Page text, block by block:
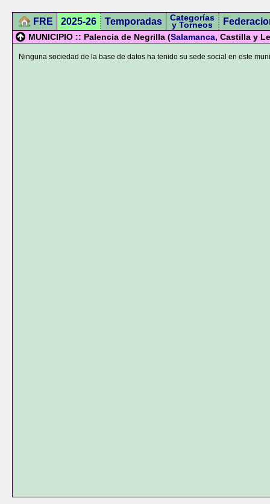
FRE 2025-26 Temporadas Categorías
y Torneos
MUNICIPIO :: Palencia de Negrilla (Salamanca, Castilla y
Ninguna sociedad de la base de datos ha tenido su sede social en este